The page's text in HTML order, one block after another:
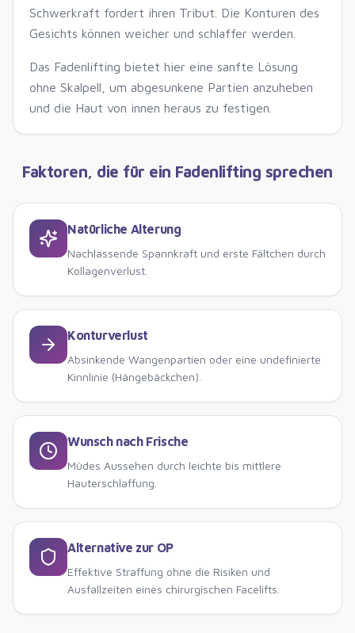
Schwerkraft fordert ihren Tribut. Die Konturen des
Gesichts können weicher und schlaffer werden.
Das Fadenlifting bietet hier eine sanfte Lösung
ohne Skalpell, um abgesunkene Partien anzuheben
und die Haut von innen heraus zu festigen.
Faktoren, die für ein Fadenlifting sprechen
Natürliche Alterung
Nachlassende Spannkraft und erste Fältchen durch
Kollagenverlust.
Konturverlust
Absinkende Wangenpartien oder eine undefinierte
Kinnlinie (Hängebäckchen).
Wunsch nach Frische
Müdes Aussehen durch leichte bis mittlere
Hauterschlaffung.
Alternative zur OP
Effektive Straffung ohne die Risiken und
Ausfallzeiten eines chirurgischen Facelifts.